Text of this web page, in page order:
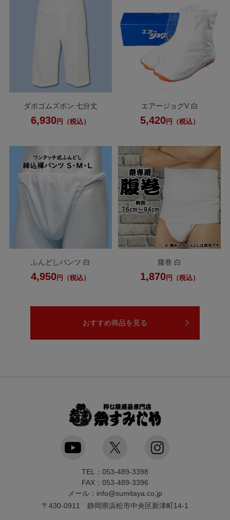
ダボゴムズボン 七分丈
6,930 円（税込）
エアージョグV 白
5,420円（税込）
ふんどしパンツ 白
4,950 円（税込）
腹巻 白
1,870円（税込）
おすすめ商品を見る
〒430-0911 静岡県浜松市中央区新津町14-1
TEL：053-489-3398
FAX：053-489-3396
メール：info@sumitaya.co.jp